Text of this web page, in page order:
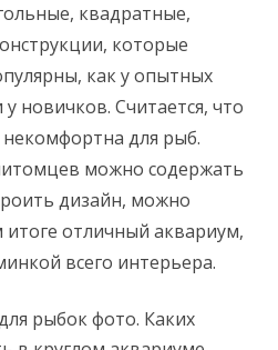
Советы
по
квадратные,
которые
как у опытных
новичков. Считается, что
некомфортна для рыб.
можно содержать
дизайн, можно
отличный аквариум,
всего интерьера.